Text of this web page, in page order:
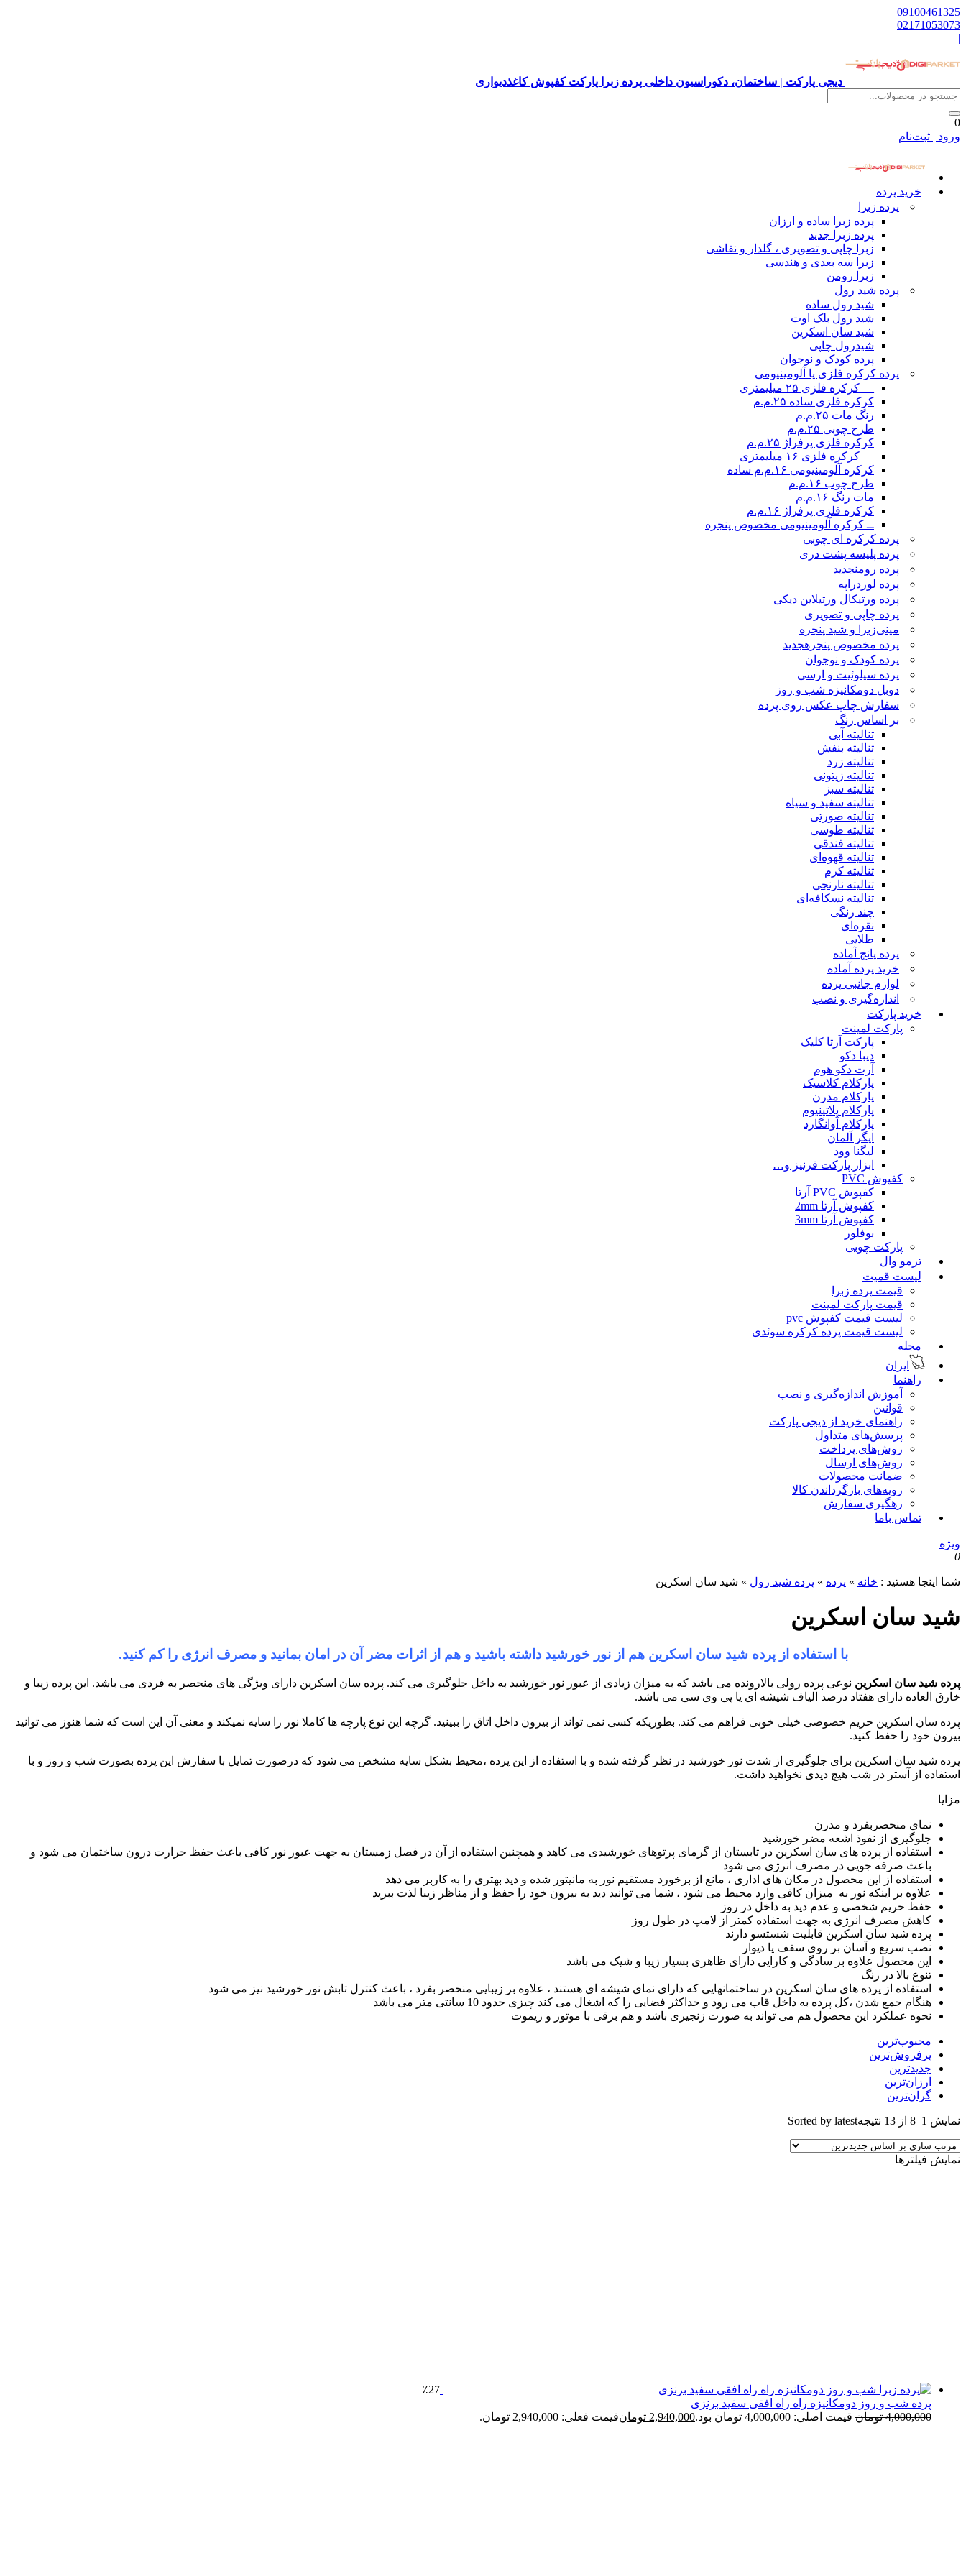
09100461325
02171053073
|
دیجی پارکت | ساختمان، دکوراسیون داخلی پرده زبرا پارکت کفپوش کاغذدیواری
0
ورود | ثبت‌نام
خرید پرده
پرده زبرا
پرده زبرا ساده و ارزان
پرده زبرا جدید
زبرا چاپی و تصویری ، گلدار و نقاشی
زبرا سه بعدی و هندسی
زبرا رومن
پرده شید رول
شید رول ساده
شید رول بلک اوت
شید سان اسکرین
شیدرول چاپی
پرده کودک و نوجوان
پرده کرکره فلزی یا آلومینیومی
__ کرکره فلزی ۲۵ میلیمتری
کرکره فلزی ساده ۲۵.م.م
رنگ مات ۲۵.م.م
طرح چوبی ۲۵.م.م
کرکره فلزی پرفراژ ۲۵.م.م
__ کرکره فلزی ۱۶ میلیمتری
کرکره آلومینیومی ۱۶.م.م ساده
طرح چوب ۱۶.م.م
مات رنگ ۱۶.م.م
کرکره فلزی پرفراژ ۱۶.م.م
ــ کرکره آلومینیومی مخصوص پنجره
پرده کرکره ای چوبی
پرده پلیسه پشت دری
پرده رومنجدید
پرده لوردراپه
پرده ورتیکال ورتیلاین دیکی
پرده چاپی و تصویری
مینی‌زبرا و شید پنجره
پرده مخصوص پنجرهجدید
پرده کودک و نوجوان
پرده سیلوئیت و ارسی
دوبل دومکانیزه شب و روز
سفارش چاپ عکس روی پرده
بر اساس رنگ
تنالیته آبی
تنالیته بنفش
تنالیته زرد
تنالیته زیتونی
تنالیته سبز
تنالیته سفید و سیاه
تنالیته صورتی
تنالیته طوسی
تنالیته فندقی
تنالیته قهوه‌ای
تنالیته کرم
تنالیته نارنجی
تنالیته نسکافه‌ای
چند رنگی
نقره‌ای
طلایی
پرده پانچ آماده
خرید پرده آماده
لوازم جانبی پرده
اندازه‌گیری و نصب
خرید پارکت
پارکت لمینت
پارکت آرتا کلیک
دیبا دکو
آرت دکو هوم
پارکلام کلاسیک
پارکلام مدرن
پارکلام پلاتینیوم
پارکلام آوانگارد
ایگر آلمان
لیگنا وود
ابزار پارکت قرنیز و…
کفپوش PVC
کفپوش PVC آرتا
کفپوش آرتا 2mm
کفپوش آرتا 3mm
بوفلور
پارکت چوبی
ترمو وال
لیست قمیت
قیمت پرده زبرا
قیمت پارکت لمینت
لیست قیمت کفپوش pvc
لیست قیمت پرده کرکره سوئدی
مجله
ایران
راهنما
آموزش اندازه‌گیری و نصب
قوانین
راهنمای خرید از دیجی پارکت
پرسش‌های متداول
روش‌های پرداخت
روش‌های ارسال
ضمانت محصولات
رویه‌های بازگرداندن کالا
رهگیری سفارش
تماس باما
ویژه
0
شما اینجا هستید : خانه » پرده » پرده شید رول » شید سان اسکرین
شید سان اسکرین
با استفاده از پرده شید سان اسکرین هم از نور خورشید داشته باشید و هم از اثرات مضر آن در امان بمانید و مصرف انرژی را کم کنید.
پرده شید سان اسکرین نوعی پرده رولی بالارونده می باشد که به میزان زیادی از عبور نور خورشید به داخل جلوگیری می کند. پرده سان اسکرین دارای ویژگی های منحصر به فردی می باشد. این پرده زیبا و
خارق العاده دارای هفتاد درصد الیاف شیشه ای یا پی وی سی می باشد.
پرده سان اسکرین حریم خصوصی خیلی خوبی فراهم می کند. بطوریکه کسی نمی تواند از بیرون داخل اتاق را ببینید. گرچه این نوع پارچه ها کاملا نور را سایه نمیکند و معنی آن این است که شما هنوز می توانید
بیرون خود را حفظ کنید.
پرده شید سان اسکرین برای جلوگیری از شدت نور خورشید در نظر گرفته شده و با استفاده از این پرده ،محیط بشکل سایه مشخص می شود که درصورت تمایل با سفارش این پرده بصورت شب و روز و با
استفاده از آستر در شب هیچ دیدی نخواهید داشت.
مزایا
نمای منحصربفرد و مدرن
جلوگیری از نفوذ اشعه مضر خورشید
استفاده از پرده های سان اسکرین در تابستان از گرمای پرتوهای خورشیدی می کاهد و همچنین استفاده از آن در فصل زمستان به جهت عبور نور کافی باعث حفظ حرارت درون ساختمان می شود و
باعث صرفه جویی در مصرف انرژی می شود
استفاده از این محصول در مکان های اداری ، مانع از برخورد مستقیم نور به مانیتور شده و دید بهتری را به کاربر می دهد
علاوه بر اینکه نور به میزان کافی وارد محیط می شود ، شما می توانید دید به بیرون خود را حفظ و از مناظر زیبا لذت ببرید
حفظ حریم شخصی و عدم دید به داخل در روز
کاهش مصرف انرژی به جهت استفاده کمتر از لامپ در طول روز
پرده شید سان اسکرین قابلیت شستسو دارند
نصب سریع و آسان بر روی سقف یا دیوار
این محصول علاوه بر سادگی و کارایی دارای ظاهری بسیار زیبا و شیک می باشد
تنوع بالا در رنگ
استفاده از پرده های سان اسکرین در ساختمانهایی که دارای نمای شیشه ای هستند ، علاوه بر زیبایی منحصر بفرد ، باعث کنترل تابش نور خورشید نیز می شود
هنگام جمع شدن ،کل پرده به داخل قاب می رود و حداکثر فضایی را که اشغال می کند چیزی حدود 10 سانتی متر می باشد
نحوه عملکرد این محصول هم می تواند به صورت زنجیری باشد و هم برقی با موتور و ریموت
محبوب‌ترین
پرفروش‌ترین
جدیدترین
ارزان‌ترین
گران‌ترین
نمایش 1–8 از 13 نتیجه Sorted by latest
نمایش فیلترها
٪27
پرده شب و روز دومکانیزه راه راه افقی سفید برنزی
4,000,000 تومان قیمت اصلی: 4,000,000 تومان بود. 2,940,000 تومانقیمت فعلی: 2,940,000 تومان.